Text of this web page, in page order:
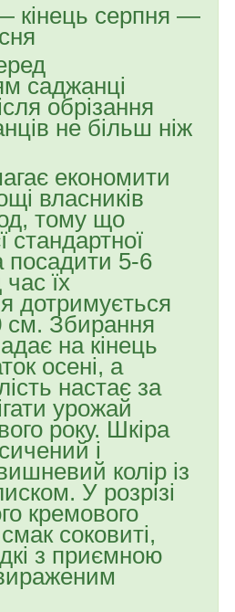
кінець серпня —
саджанці
обрізання
не більш ніж
економити
власників
тому що
стандартної
посадити 5-6
їх
дотримується
см. Збирання
на кінець
осені, а
настає за
урожай
року. Шкіра
і
колір із
У розрізі
кремового
соковиті,
з приємною